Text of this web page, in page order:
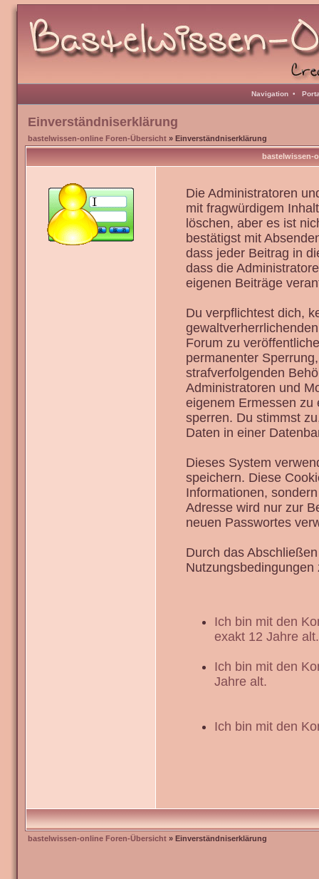
Navigation •
Einverständniserklärung
bastelwissen-online Foren-Übersicht » Einverständniserklärung
bastelwissen-
Die Administratoren
mit fragwürdigem
löschen, aber es ist
bestätigst mit
dass jeder Beitrag in
dass die
eigenen Beiträge
Du verpflichtest dich,
Forum zu
permanenter
strafverfolgenden
Administratoren und
eigenem Ermessen zu
sperren. Du stimmst
Daten in einer
Dieses System
speichern. Diese
Informationen,
Adresse wird nur zur
neuen Passwortes
Durch das
Nutzungsbedingungen
Ich bin mit den
exakt 12 Jahre alt.
Ich bin mit den
Jahre alt.
Ich bin mit den
bastelwissen-online Foren-Übersicht » Einverständniserklärung